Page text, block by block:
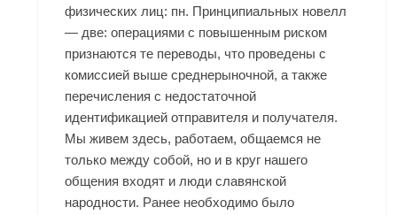
физических лиц: пн. Принципиальных новелл
— две: операциями с повышенным риском
признаются те переводы, что проведены с
комиссией выше среднерыночной, а также
перечисления с недостаточной
идентификацией отправителя и получателя.
Мы живем здесь, работаем, общаемся не
только между собой, но и в круг нашего
общения входят и люди славянской
народности. Ранее необходимо было